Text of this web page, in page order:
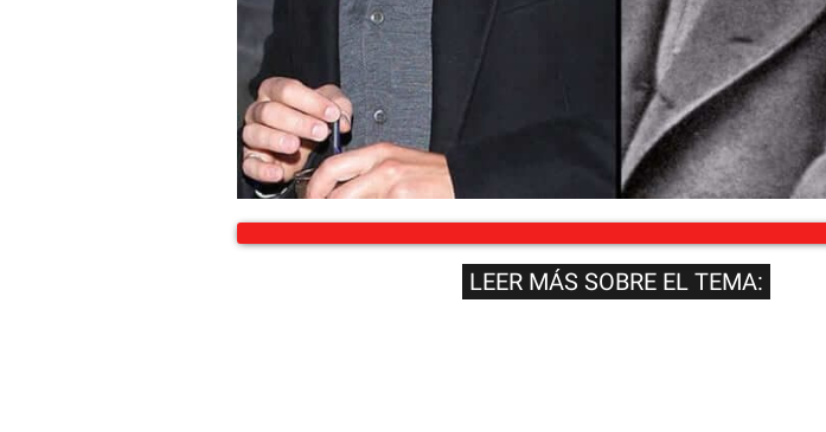
LEER MÁS SOBRE EL TEMA: